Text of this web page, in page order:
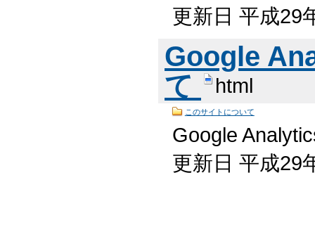
更新日 平成
Google
て
html
このサイトについて
Google
更新日 平成